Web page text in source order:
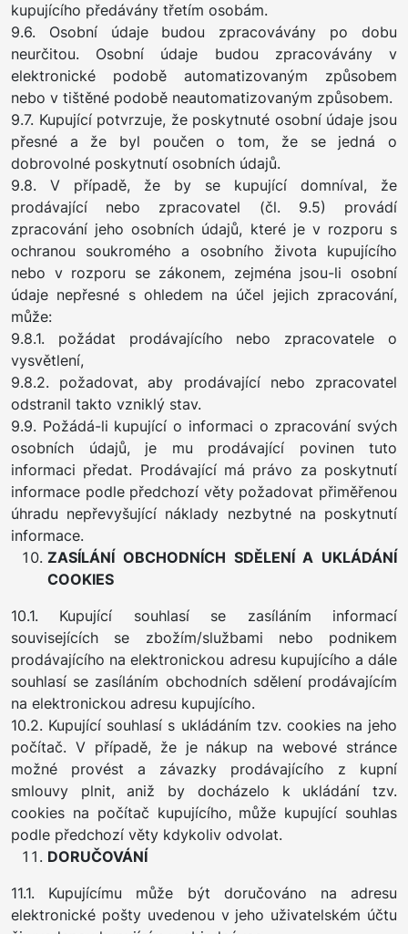
kupujícího předávány třetím osobám.
9.6. Osobní údaje budou zpracovávány po dobu
neurčitou. Osobní údaje budou zpracovávány v
elektronické podobě automatizovaným způsobem
nebo v tištěné podobě neautomatizovaným způsobem.
9.7. Kupující potvrzuje, že poskytnuté osobní údaje jsou
přesné a že byl poučen o tom, že se jedná o
dobrovolné poskytnutí osobních údajů.
9.8. V případě, že by se kupující domníval, že
prodávající nebo zpracovatel (čl. 9.5) provádí
zpracování jeho osobních údajů, které je v rozporu s
ochranou soukromého a osobního života kupujícího
nebo v rozporu se zákonem, zejména jsou-li osobní
údaje nepřesné s ohledem na účel jejich zpracování,
může:
9.8.1. požádat prodávajícího nebo zpracovatele o
vysvětlení,
9.8.2. požadovat, aby prodávající nebo zpracovatel
odstranil takto vzniklý stav.
9.9. Požádá-li kupující o informaci o zpracování svých
osobních údajů, je mu prodávající povinen tuto
informaci předat. Prodávající má právo za poskytnutí
informace podle předchozí věty požadovat přiměřenou
úhradu nepřevyšující náklady nezbytné na poskytnutí
informace.
ZASÍLÁNÍ OBCHODNÍCH SDĚLENÍ A UKLÁDÁNÍ
COOKIES
10.1. Kupující souhlasí se zasíláním informací
souvisejících se zbožím/službami nebo podnikem
prodávajícího na elektronickou adresu kupujícího a dále
souhlasí se zasíláním obchodních sdělení prodávajícím
na elektronickou adresu kupujícího.
10.2. Kupující souhlasí s ukládáním tzv. cookies na jeho
počítač. V případě, že je nákup na webové stránce
možné provést a závazky prodávajícího z kupní
smlouvy plnit, aniž by docházelo k ukládání tzv.
cookies na počítač kupujícího, může kupující souhlas
podle předchozí věty kdykoliv odvolat.
DORUČOVÁNÍ
11.1. Kupujícímu může být doručováno na adresu
elektronické pošty uvedenou v jeho uživatelském účtu